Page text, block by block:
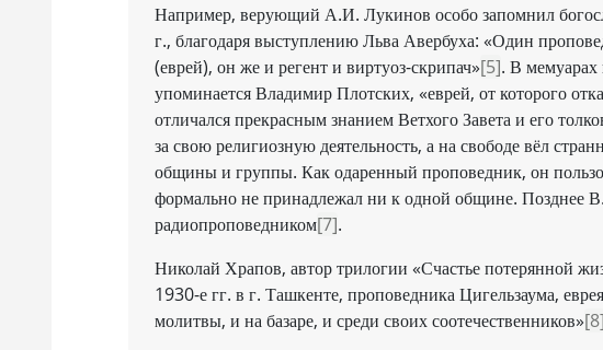
Например, верующий А.И. Лукинов особо запомнил
г., благодаря выступлению Льва Авербуха: «Один
(еврей), он же и регент и виртуоз-скрипач»[5]. В мемуарах
упоминается Владимир Плотских, «еврей, от которого
отличался прекрасным знанием Ветхого Завета и его
за свою религиозную деятельность, а на свободе вёл
общины и группы. Как одаренный проповедник, он
формально не принадлежал ни к одной общине. Позднее
радиопроповедником[7].
Николай Храпов, автор трилогии «Счастье потерянной
1930-е гг. в г. Ташкенте, проповедника Цигельзаума,
молитвы, и на базаре, и среди своих соотечественников»[8]